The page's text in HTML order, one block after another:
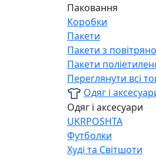
Паковання
Коробки
Пакети
Пакети з
Пакети
Переглянути всі
Одяг і
Одяг і аксесуари
UKRPOSHTA
Футболки
Худі та Світшоти